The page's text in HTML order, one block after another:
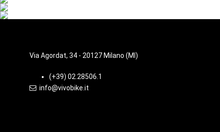
Via Agordat, 34 - 20127 Milano (MI)
(+39) 02.28506.1
info@vivobike.it